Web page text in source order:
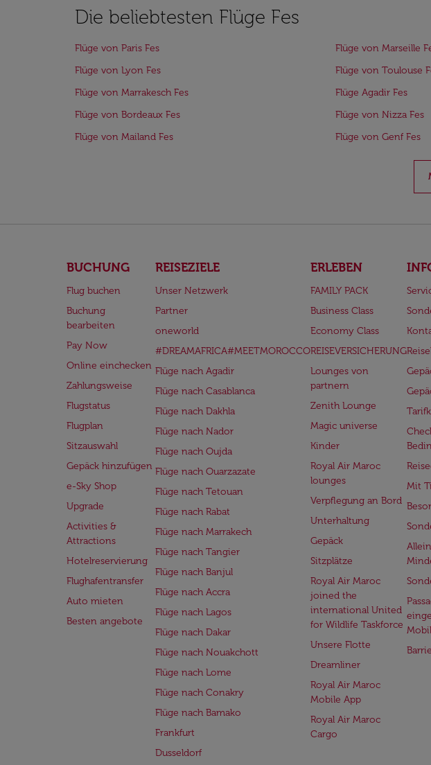
Die beliebtesten Flüge Fes
Flüge von Paris Fes Flüge von Marseille
Flüge von Lyon Fes
Flüge von Toulouse
Flüge von Marrakesch Fes
Flüge Agadir Fes
Flüge von Bordeaux Fes
Flüge von Nizza Fes
Flüge von Mailand Fes
Flüge von Genf Fes
BUCHUNG
Flug buchen
Buchung
bearbeiten
Pay Now
Online einchecken
Zahlungsweise
Flugstatus
Flugplan
Sitzauswahl
Gepäck hinzufügen
e-Sky Shop
Upgrade
Activities &
Attractions
Hotelreservierung
Flughafentransfer
Auto mieten
Besten angebote
REISEZIELE
Unser Netzwerk
Partner
oneworld
#DREAMAFRICA#MEETMOROCCO
Flüge nach Agadir
Flüge nach Casablanca
Flüge nach Dakhla
Flüge nach Nador
Flüge nach Oujda
Flüge nach Ouarzazate
Flüge nach Tetouan
Flüge nach Rabat
Flüge nach Marrakech
Flüge nach Tangier
Flüge nach Banjul
Flüge nach Accra
Flüge nach Lagos
Flüge nach Dakar
Flüge nach Nouakchott
Flüge nach Lome
Flüge nach Conakry
Flüge nach Bamako
Frankfurt
Dusseldorf
ERLEBEN
FAMILY PACK
Business Class
Economy Class
REISEVERSICHERUNG
Lounges von
partnern
Zenith Lounge
Magic universe
Kinder
Royal Air Maroc
lounges
Verpflegung an Bord
Unterhaltung
Gepäck
Sitzplätze
Royal Air Maroc
joined the
international United
for Wildlife Taskforce
Unsere Flotte
Dreamliner
Royal Air Maroc
Mobile App
Royal Air Maroc
Cargo
Mit